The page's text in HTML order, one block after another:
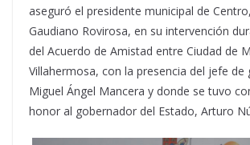
aseguró el presidente municipal de
Gaudiano Rovirosa, en su intervención
del Acuerdo de Amistad entre Ciudad de
Villahermosa, con la presencia del jefe de
Miguel Ángel Mancera y donde se tuvo
honor al gobernador del Estado, Arturo